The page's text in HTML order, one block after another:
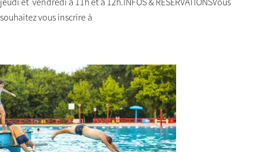
souhaitez vous inscrire à